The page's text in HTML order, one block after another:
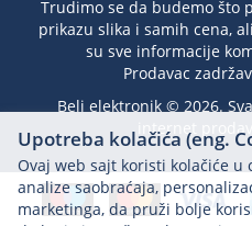
Trudimo se da budemo što
prikazu slika i samih cena,
su sve informacije
Prodavac
Beli elektronik © 2026.
internet
Upotreba kolačića (eng.
Ovaj web sajt koristi kolačiće
analize saobraćaja,
marketinga, da pruži bolje